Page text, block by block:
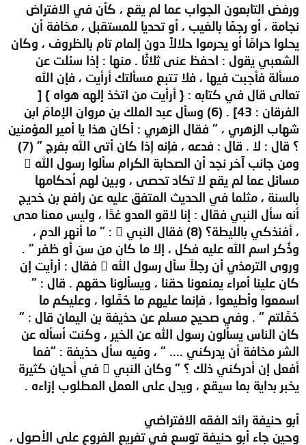
ورفض التابعون الجواب عما لم يقع ، كأن في الافتراض
نجامة ، أو رجمًا بالغيب ، أو تحديا للمستقبل ، مخافة أن
يحلوا حرامًا أو يحرموا حلالاً دون إلمام تام بالظروف ، وكان
الشعبي يقول : احفظ عنى ثلاثًا . منها : إذا سئلت عن
مسألة فأجبت فيها ، فلا تتبع مسألتك أرأيت ، فإن الله
تعالى قال في كتابه : { أرأيت من اتخذ إلهه هواه } [
الفرقان : 43] . (6) وسأل عبد الملك بن مروان الإمامَ ابن
شهاب الزهري ، " فقال الزهري : أكان هذا يا أمير المؤمنين
؟ قال : لا . قال : فدعه ، فإنه إذا كان أتى الله بفرج " (7)
ومن جانب آخر نجد أن الصحابة الكرام سألوا رسول الله 
مسائل عما لم يقع لا تكاد تحصى ، وبين لهم أحكامها
بالسنة ، مثلما في الحديث المتفق عليه عن رافع بن خديج
أنه سأل النبي فقال : إنا لاقو العدو غدًا ، وليس معنا مدى
، أفنذكي بالليطة؟ (8) فقال النبي  : " ما أنهر الدم ،
وذُكر اسم الله عليه فكل ، إلا ما كان من سن أو ظفر " .
وروى الترمذي أن رجلاً سأل رسول الله  فقال : أرأيت إن
كان علينا أمراء يمنعونا حقنا ، ويسألونا حقهم . قال : "
اسمعوا وأطيعوا ، فإنما عليهم ما حُمِّلوا ، وعليكم ما
حُمِّلتم " . وفي صحيح مسلم عن حذيفة بن اليمان قال : "
كان الناس يسألون رسول الله عن الخير ، وكنت أسأله عن
الشر مخافة أن يدركني .... " ، وفيه سأل حذيفة : "فما
أفعل إن أدركني ذلك ؟ " وكان النبي  في أحيان كثيرة
يخبر بداية بما سيقع ، ويدل على العمل المطلوب إزاءه .
أبو حنيفة رائد الفقه الافتراضي
وحين جاء أبو حنيفة توسع في تفريع الفروع على الأصول ،